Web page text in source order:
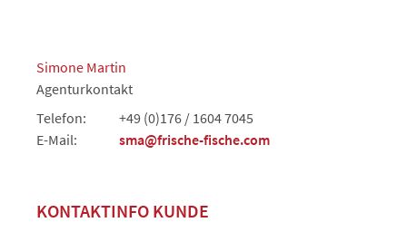
Simone Martin
Agenturkontakt
Telefon:
+49 (0)176 / 1604 7045
E-Mail:
sma@frische-fische.com
KONTAKTINFO KUNDE